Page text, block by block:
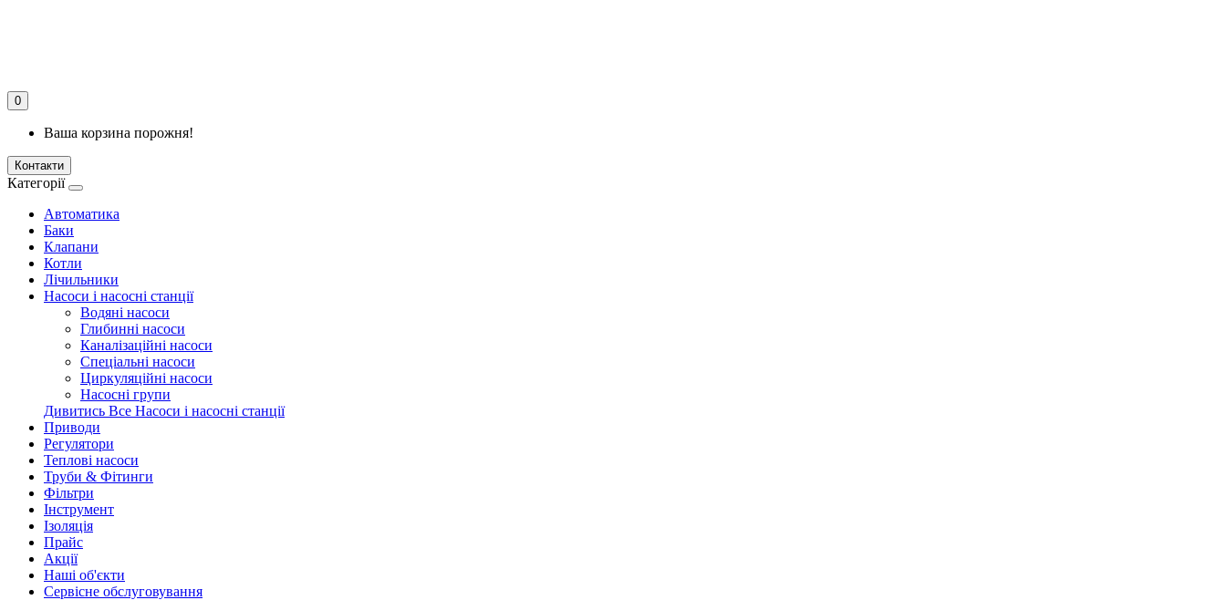
0
Ваша корзина порожня!
Контакти
Категорії
Автоматика
Баки
Клапани
Котли
Лічильники
Насоси і насосні станції
Водяні насоси
Глибинні насоси
Каналізаційні насоси
Спеціальні насоси
Циркуляційні насоси
Насосні групи
Дивитись Все Насоси і насосні станції
Приводи
Регулятори
Теплові насоси
Труби & Фітинги
Фільтри
Інструмент
Ізоляція
Прайс
Акції
Наші об'єкти
Сервісне обслуговування